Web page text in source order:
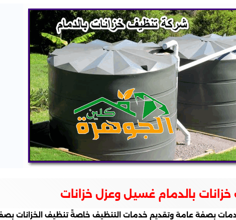
بالدمام غسيل وعزل خزانات
بصفة عامة وتقديم خدمات التنظيف خاصةً تنظيف الخزانات